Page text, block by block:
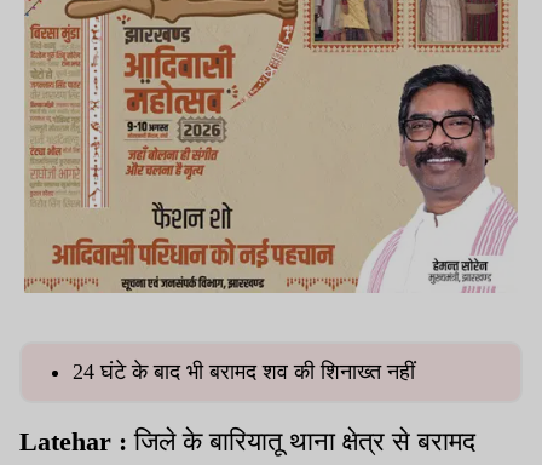
24 घंटे के बाद भी बरामद शव की शिनाख्‍त नहीं
Latehar : जिले के बारियातू थाना क्षेत्र से बरामद